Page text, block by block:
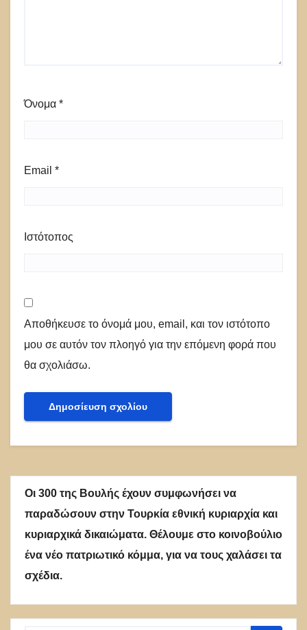
Όνομα *
Email *
Ιστότοπος
Αποθήκευσε το όνομά μου, email, και τον ιστότοπο
μου σε αυτόν τον πλοηγό για την επόμενη φορά που
θα σχολιάσω.
Οι 300 της Βουλής έχουν συμφωνήσει να
παραδώσουν στην Τουρκία εθνική κυριαρχία και
κυριαρχικά δικαιώματα. Θέλουμε στο κοινοβούλιο
ένα νέο πατριωτικό κόμμα, για να τους χαλάσει τα
σχέδια.